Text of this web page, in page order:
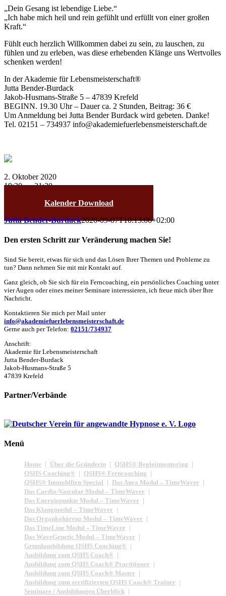
„Dein Gesang ist lebendige Liebe.“
„Ich habe mich heil und rein gefühlt und erfüllt von einer großen
Kraft.“
Fühlt euch herzlich Willkommen dabei zu sein, zu lauschen, zu
fühlen und zu erleben, was diese erhebenden Klänge uns Wertvolles
schenken werden!
In der Akademie für Lebensmeisterschaft®
Jutta Bender-Burdack
Jakob-Husmans-Straße 5 – 47839 Krefeld
BEGINN. 19.30 Uhr – Dauer ca. 2 Stunden, Beitrag: 36 €
Um Anmeldung bei Jutta Bender Burdack wird gebeten. Danke!
Tel. 02151 – 734937 info@akademiefuerlebensmeisterschaft.de
2. Oktober 2020
19:30 — 21:30
Kalender Download
Jutta Bender-Burdack2020-09-07T10:13:06+02:00
Den ersten Schritt zur Veränderung machen Sie!
Sind Sie bereit, etwas für sich und das Lösen Ihrer Themen und Probleme zu
tun? Dann nehmen Sie mit mir Kontakt auf.
Ganz gleich, ob Sie sich für ein Ferncoaching, ein persönliches Coaching unter
vier Augen oder eines meiner Seminare interessieren, ich freue mich über Ihre
Nachricht.
Kontaktieren Sie mich per Mail unter
info@akademiefuerlebensmeisterschaft.de
Gerne auch per Telefon: 02151/734937
Anschrift:
Akademie für Lebensmeisterschaft
Jutta Bender-Burdack
Jakob-Husmans-Straße 5
47839 Krefeld
Partner/Verbände
Menü
Home Über die Gründerin
QSHS® Begleitmentoring
QSHS Coaching®
QSHS® Ferncoaching
QSHS® Immobilien Special
Das Aura Modul – TimeWaver
Das Cardio-Vascular Modul – TimeWaver
Das Energiepunkte Modul – TimeWaver
Das Klangmodul – TimeWaver
Das Organkohärenz Modul – TimeWaver
Das TimeLine Modul – TimeWaver
Das WaveGenetic Modul – TimeWaver
Grundausbildung QSHS Coaching®
Ausbildung zum QSHS Coach®
Ausbildung zum QSHS Coach® Practitioner
Ausbildung zum QSHS Coach® Master
Ausbildung zum zertifizierten QSHS Coach® Trainer
Seminare / Ausbildungen Überblick